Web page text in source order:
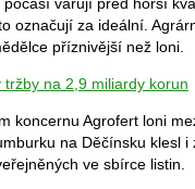
označují za ideální.
příznivější než loni.
na 2,9 miliardy korun
koncernu Agrofert loni
na Děčínsku klesl
ve sbírce listin.